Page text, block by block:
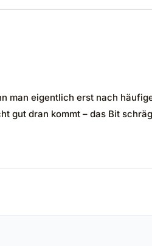
man eigentlich erst nach
gut dran kommt – das Bit